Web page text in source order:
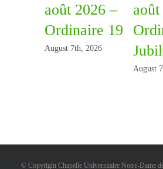
août 2026 –
Ordinaire 19
August 7th, 2026
August
© Copyright Chapelle Universitaire Notre-Dame